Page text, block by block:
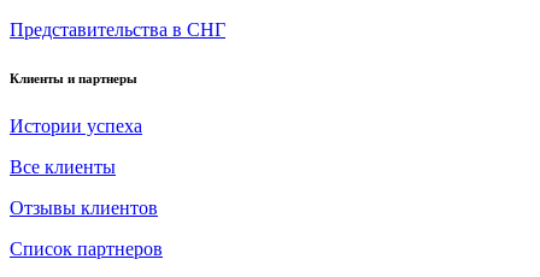
Представительства в СНГ
Клиенты и партнеры
Истории успеха
Все клиенты
Отзывы клиентов
Список партнеров